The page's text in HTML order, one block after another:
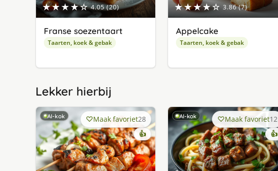
★★★★☆ 4.05 (20)
Franse soezentaart
Taarten, koek & gebak
★★★★☆ 3.86 (7)
Appelcake
Taarten, koek & gebak
Lekker hierbij
AI-kok Maak favoriet28
👍
AI-kok Maak favoriet12
👍